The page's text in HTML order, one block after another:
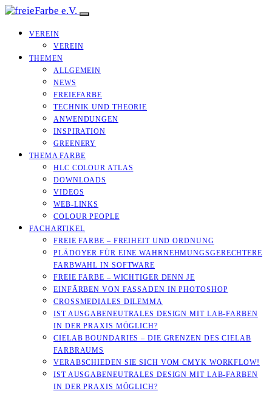
VEREIN
VEREIN
THEMEN
ALLGEMEIN
NEWS
FREIEFARBE
TECHNIK UND THEORIE
ANWENDUNGEN
INSPIRATION
GREENERY
THEMA FARBE
HLC COLOUR ATLAS
DOWNLOADS
VIDEOS
WEB-LINKS
COLOUR PEOPLE
FACHARTIKEL
FREIE FARBE – FREIHEIT UND ORDNUNG
PLÄDOYER FÜR EINE WAHRNEHMUNGS­­GERECHTERE
FARBWAHL IN SOFTWARE
FREIE FARBE – WICHTIGER DENN JE
EINFÄRBEN VON FASSADEN IN PHOTOSHOP
CROSSMEDIALES DILEMMA
IST AUSGABENEUTRALES DESIGN MIT LAB-FARBEN
IN DER PRAXIS MÖGLICH?
CIELAB BOUNDARIES – DIE GRENZEN DES CIELAB
FARBRAUMS
VERABSCHIEDEN SIE SICH VOM CMYK WORKFLOW!
IST AUSGABENEUTRALES DESIGN MIT LAB-FARBEN
IN DER PRAXIS MÖGLICH?